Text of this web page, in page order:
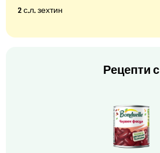
2 с.л. зехтин
Рецепти с